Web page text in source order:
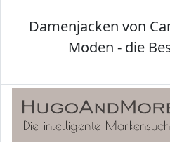
Damenjacken von
Moden - die